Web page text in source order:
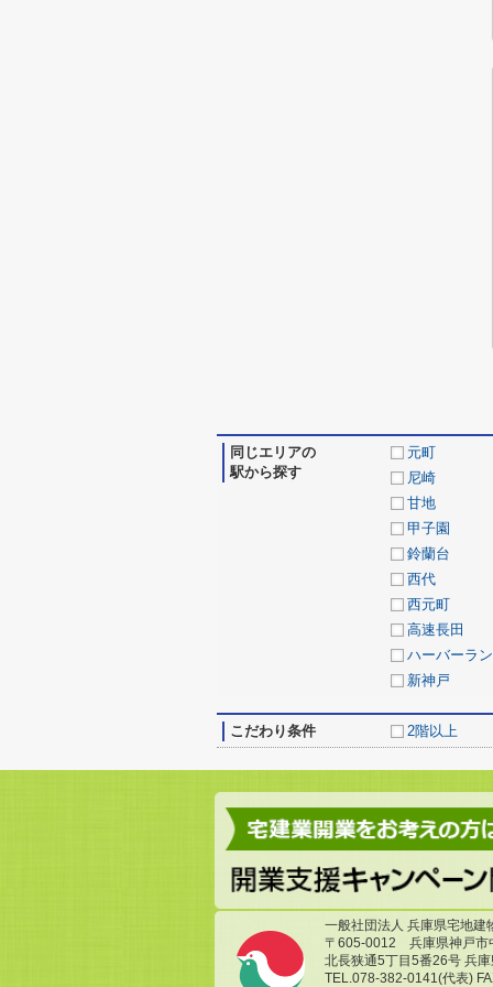
同じエリアの
駅から探す
元町
尼崎
甘地
甲子園
鈴蘭台
西代
西元町
高速長田
ハーバーラ
新神戸
こだわり条件 2階以上
一般社団法人 兵庫県宅地建
〒605-0012 兵庫県神戸市
北長狭通5丁目5番26号 兵
TEL.078-382-0141(代表)